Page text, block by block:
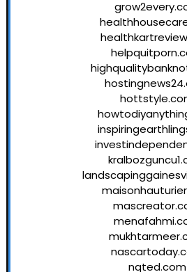
nqted.com